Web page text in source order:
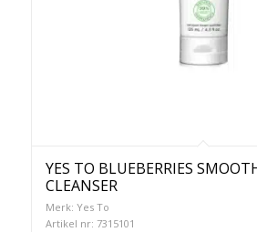
YES TO BLUEBERRIES
CLEANSER
Merk: Yes To
Artikel nr: 7315101